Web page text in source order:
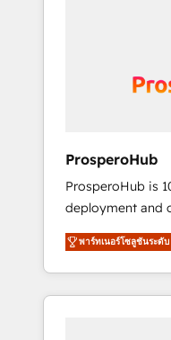
coast), our
Nos
técnica con una
ProsperoHub
ProsperoHub is
deployment and
HubSpot CRM platform.
experienced
ensure that you
and ROI from
พาร์ทเนอร์โซลูชันระดั